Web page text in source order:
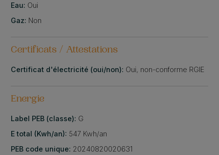
Eau: Oui
Gaz: Non
Certificats / Attestations
Certificat d'électricité (oui/non): Oui, non-conforme RGIE
Energie
Label PEB (classe): G
E total (Kwh/an): 547 Kwh/an
PEB code unique: 20240820020631